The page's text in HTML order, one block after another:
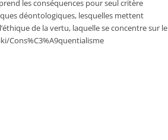
les conséquences pour seul critère
déontologiques, lesquelles mettent
de la vertu, laquelle se concentre sur le
Cons%C3%A9quentialisme